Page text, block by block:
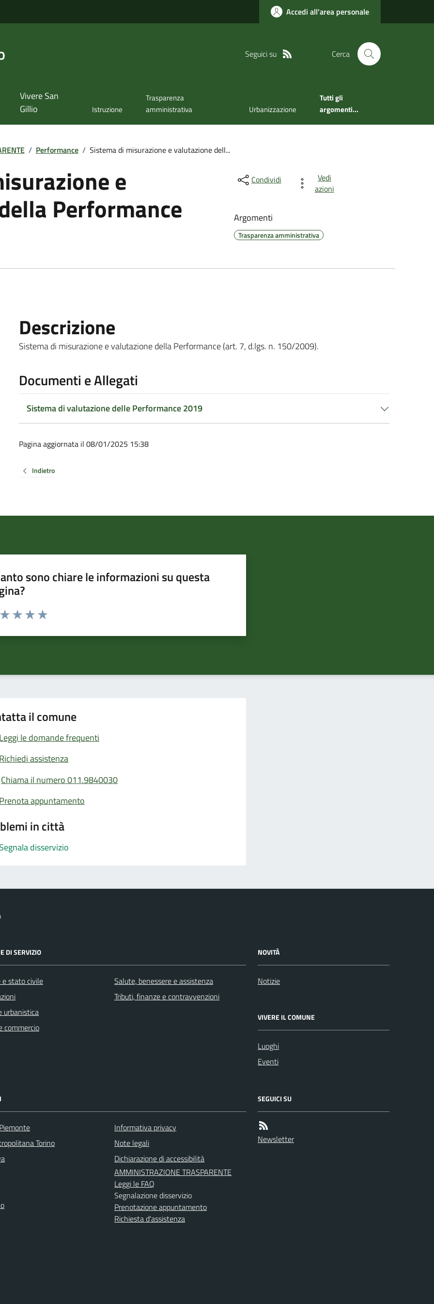
Accedi all'area personale
Seguici su Cerca
Vivere San
Gillio
Istruzione
Trasparenza
amministrativa
Urbanizzazione
Tutti gli
argomenti...
/ Performance / Sistema di misurazione e valutazione dell...
e
Performance
Condividi
Vedi
azioni
Argomenti
Trasparenza amministrativa
Descrizione
Sistema di misurazione e valutazione della Performance (art. 7, d.lgs. n. 150/2009).
Documenti e Allegati
Sistema di valutazione delle Performance 2019
Pagina aggiornata il 08/01/2025 15:38
Indietro
sono chiare le informazioni su questa
da 1 a 5 stelle la pagina
il comune
Leggi le domande frequenti
Richiedi assistenza
Chiama il numero 011.9840030
Prenota appuntamento
in città
Segnala disservizio
DI SERVIZIO
e stato civile
urbanistica
commercio
Salute, benessere e assistenza
Tributi, finanze e contravvenzioni
NOVITÀ
Notizie
VIVERE IL COMUNE
Luoghi
Eventi
Torino
Informativa privacy
Note legali
Dichiarazione di accessibilità
AMMINISTRAZIONE TRASPARENTE
Leggi le FAQ
Segnalazione disservizio
Prenotazione appuntamento
Richiesta d'assistenza
SEGUICI SU
Newsletter